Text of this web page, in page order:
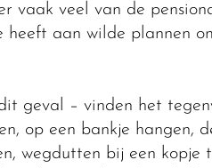
vaak veel van de
aan wilde plannen
geval – vinden het
op een bankje hangen,
wegdutten bij een kopje